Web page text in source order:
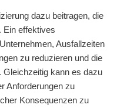
dazu beitragen, die
Ein effektives
Ausfallzeiten
zu reduzieren und die
Gleichzeitig kann es dazu
Anforderungen zu
Konsequenzen zu